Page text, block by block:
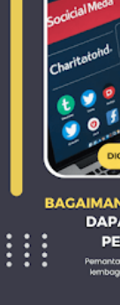
lembaga
Alat apa
sosial?
Manfaat
Pendidikan
Melalui
Tips untuk
Orang Tua